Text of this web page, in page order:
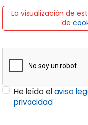
La visualización de
de
He leído elaviso
privacidad